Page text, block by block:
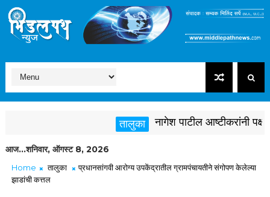
तालुका नागेश पाटील आष्टीकरांनी
आज...शनिवार, ऑगस्ट 8, 2026
Home तालुका
प्रधानसांगवी आरोग्य उपकेंद्रातील ग्रामपंचायतीने संगोपण केलेल्या
झाडांची कत्तल